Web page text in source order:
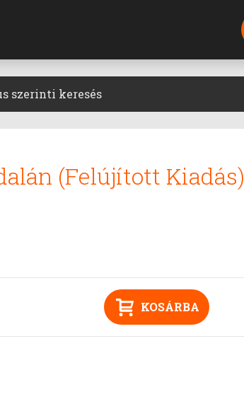
szerinti keresés
(Felújított Kiadás)
KOSÁRBA